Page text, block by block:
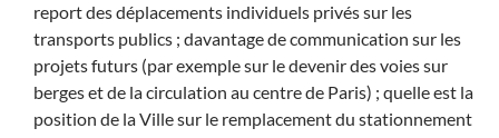
report des déplacements individuels privés sur les
transports publics ; davantage de communication sur les
projets futurs (par exemple sur le devenir des voies sur
berges et de la circulation au centre de Paris) ; quelle est la
position de la Ville sur le remplacement du stationnement